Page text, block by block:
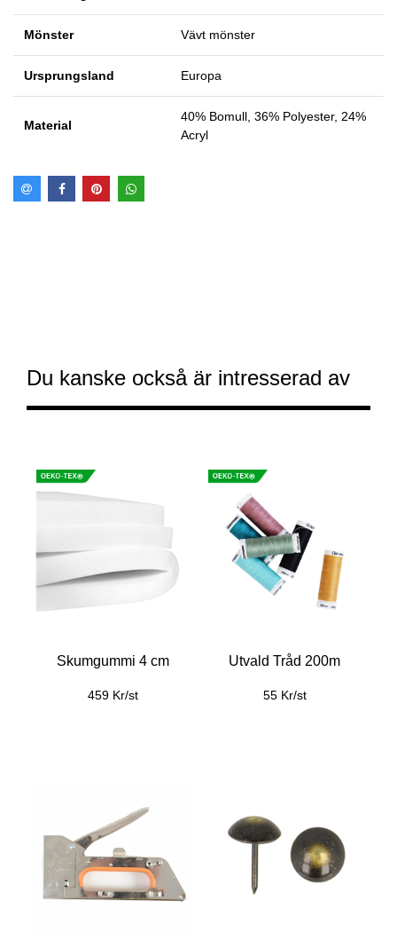
Mönster Vävt mönster
Ursprungsland Europa
Material
40% Bomull, 36% Polyester, 24%
Acryl
Du kanske också är intresserad av
Skumgummi 4 cm
459 Kr/st
Utvald Tråd 200m
55 Kr/st